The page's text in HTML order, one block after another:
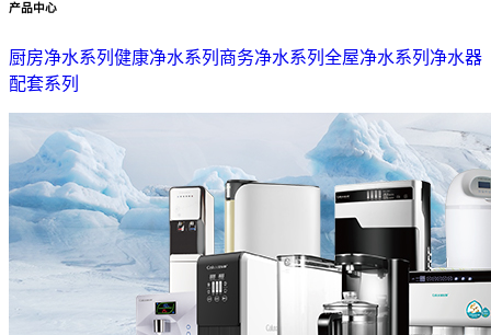
产品中心
厨房净水系列 健康净水系列 商务净水系列 全屋净水系列 净水器
配套系列